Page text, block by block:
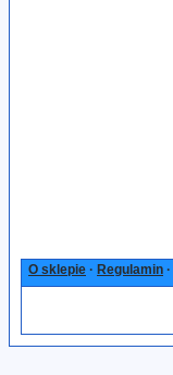
O sklepie · Regulamin ·